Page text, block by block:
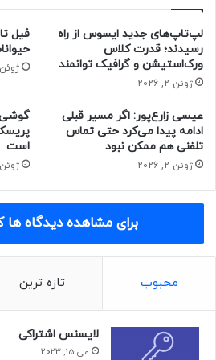
۲٬۱۰۰ کیلومتر را امکان‌پذیر می‌کند.
به‌صورت تمام‌برقی را فراهم می‌کند یا
این برد را تا ۱۲۰ کیلومتر افزایش می‌دهد.
منبع : زومیت
لپ‌تاپ‌های جدید ایسوس از راه
رسیدند؛ قدرت کلاس
ورک‌استیشن و گرافیک توانمند
ژوئن 2, 2026
فیل
حیوانات در ۵۵
ژوئن 2, 2026
عیسی زارع‌پور: اگر مسیر قبلی
ادامه پیدا می‌کرد حتی تماس
تلفنی هم ممکن نبود
ژوئن 2, 2026
گوشی
است
ژوئن 2, 2026
برای مشاهده دیدگاه ها
محبوب تازه ترین
لایسنس اشتراکی
می 15, 2023